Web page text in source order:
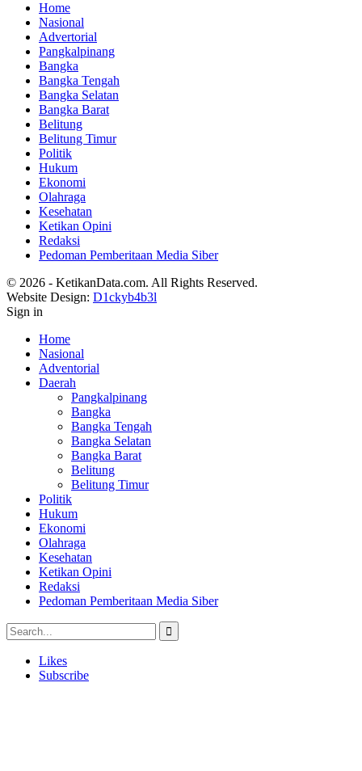
Home
Nasional
Advertorial
Pangkalpinang
Bangka
Bangka Tengah
Bangka Selatan
Bangka Barat
Belitung
Belitung Timur
Politik
Hukum
Ekonomi
Olahraga
Kesehatan
Ketikan Opini
Redaksi
Pedoman Pemberitaan Media Siber
© 2026 - KetikanData.com. All Rights Reserved.
Website Design: D1ckyb4b3l
Sign in
Home
Nasional
Adventorial
Daerah
Pangkalpinang
Bangka
Bangka Tengah
Bangka Selatan
Bangka Barat
Belitung
Belitung Timur
Politik
Hukum
Ekonomi
Olahraga
Kesehatan
Ketikan Opini
Redaksi
Pedoman Pemberitaan Media Siber
Likes
Subscribe